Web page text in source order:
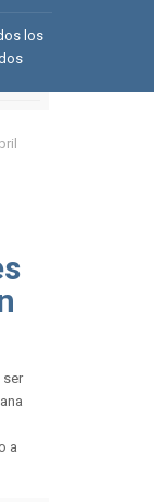
los
ser
a